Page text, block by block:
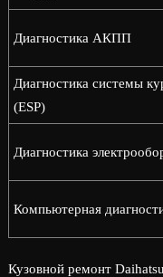
Диагностика АКПП
Диагностика системы
(ESP)
Диагностика
Компьютерная
Кузовной ремонт